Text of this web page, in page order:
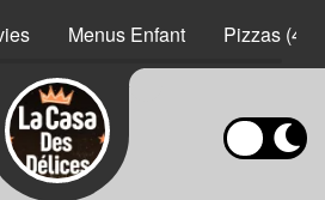
Menus Enfant Pizzas (40